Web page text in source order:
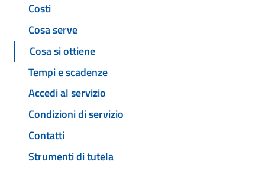
Costi
Cosa serve
Cosa si ottiene
Tempi e scadenze
Accedi al servizio
Condizioni di servizio
Contatti
Strumenti di tutela